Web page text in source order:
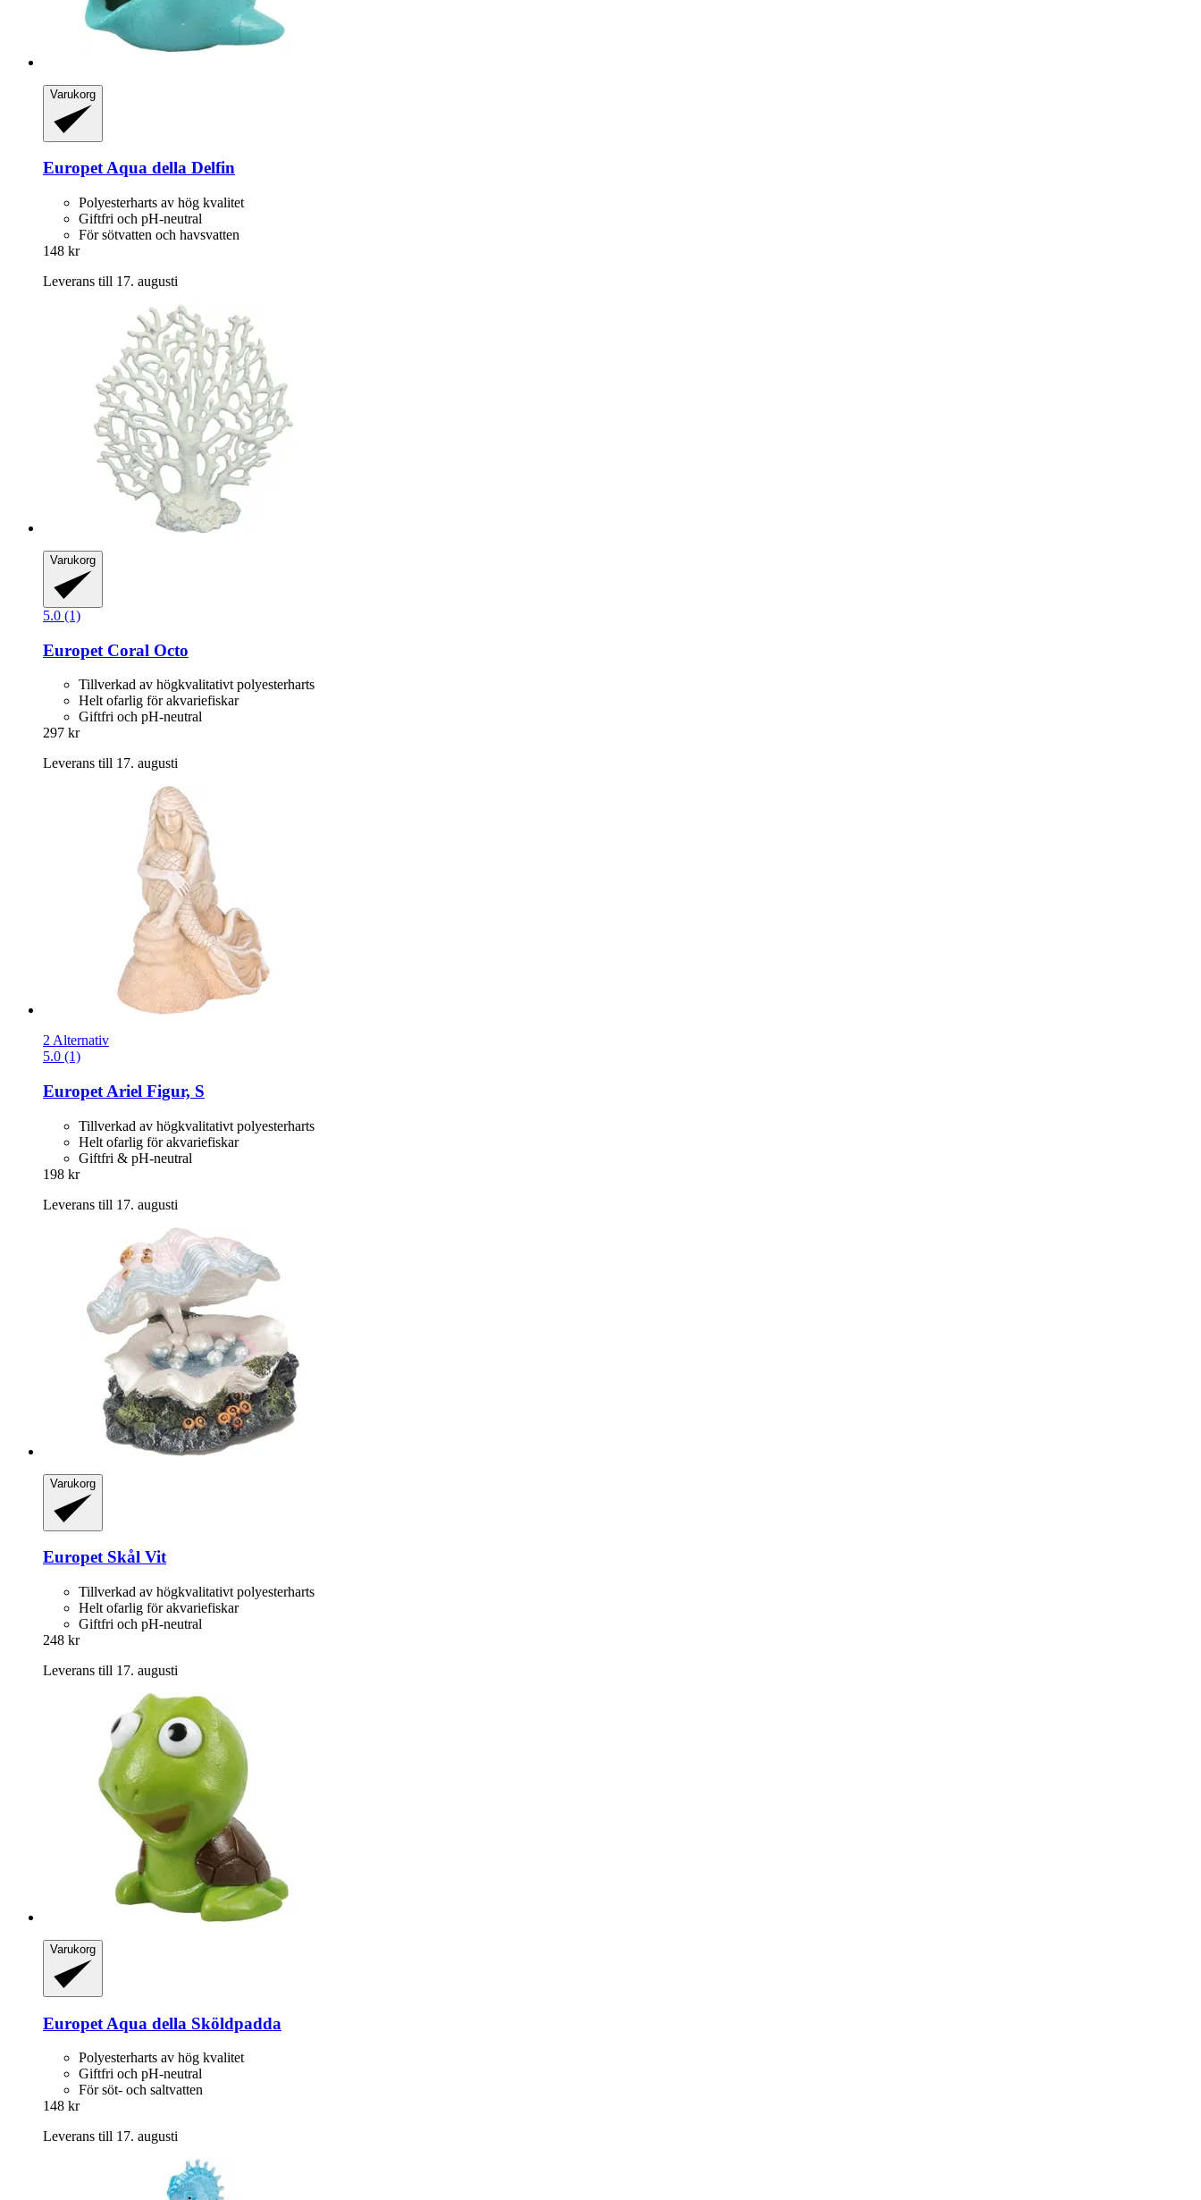
Varukorg
EuropetAqua della Delfin
Polyesterharts av hög kvalitet
Giftfri och pH-neutral
För sötvatten och havsvatten
148 kr
Leverans till 17. augusti
Varukorg
5.0 (1)
Europet Coral Octo
Tillverkad av högkvalitativt polyesterharts
Helt ofarlig för akvariefiskar
Giftfri och pH-neutral
297 kr
Leverans till 17. augusti
2 Alternativ
5.0 (1)
Europet Ariel Figur, S
Tillverkad av högkvalitativt polyesterharts
Helt ofarlig för akvariefiskar
Giftfri & pH-neutral
198 kr
Leverans till 17. augusti
Varukorg
EuropetSkål Vit
Tillverkad av högkvalitativt polyesterharts
Helt ofarlig för akvariefiskar
Giftfri och pH-neutral
248 kr
Leverans till 17. augusti
Varukorg
Europet Aqua della Sköldpadda
Polyesterharts av hög kvalitet
Giftfri och pH-neutral
För söt- och saltvatten
148 kr
Leverans till 17. augusti